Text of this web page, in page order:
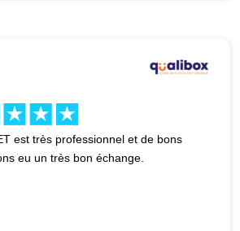
est très professionnel et de bons
eu un très bon échange.